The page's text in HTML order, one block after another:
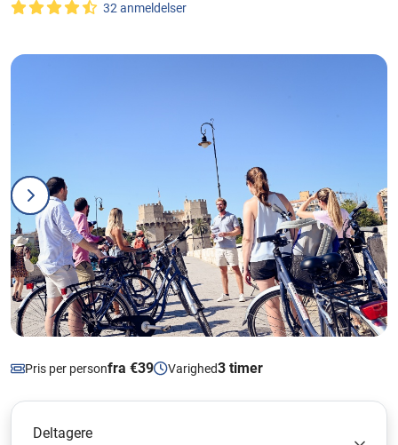
32 anmeldelser
Pris per personfra €39 Varighed3 timer
Deltagere